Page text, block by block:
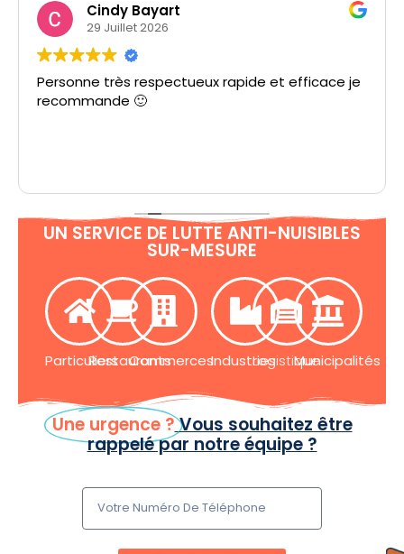
Cindy Bayart
29 Juillet 2026
Personne très respectueux rapide et efficace je
recommande 🙂
UN SERVICE DE LUTTE ANTI-NUISIBLES
SUR-MESURE
ParticuliersRestaurantsCommercesIndustriesLogistiqueMunicipalités
Une urgence ?Vous souhaitez être
rappelé par notre équipe ?